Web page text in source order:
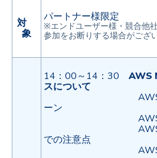
対
象
パートナー様限定
※エンドユーザー様・競合他
参加をお断りする場合がござ
14：00～14：30 AWS
スについて
AWS の提唱
ーン
AWS MGN
AWS MGN
での注意点
AWS MGN